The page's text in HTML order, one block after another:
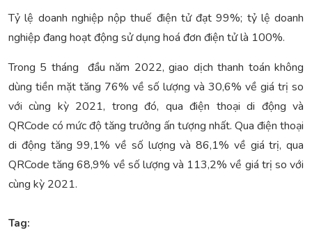
Tỷ lệ doanh nghiệp nộp thuế điện tử đạt 99%; tỷ lệ doanh
nghiệp đang hoạt động sử dụng hoá đơn điện tử là 100%.
Trong 5 tháng đầu năm 2022, giao dịch thanh toán không
dùng tiền mặt tăng 76% về số lượng và 30,6% về giá trị so
với cùng kỳ 2021, trong đó, qua điện thoại di động và
QRCode có mức độ tăng trưởng ấn tượng nhất. Qua điện thoại
di động tăng 99,1% về số lượng và 86,1% về giá trị, qua
QRCode tăng 68,9% về số lượng và 113,2% về giá trị so với
cùng kỳ 2021.
Tag: